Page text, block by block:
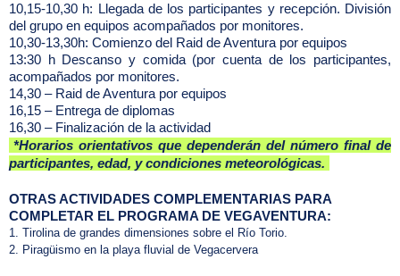
10,15-10,30 h: Llegada de los participantes y recepción. División
del grupo en equipos acompañados por monitores.
10,30-13,30h: Comienzo del Raid de Aventura por equipos
13:30 h Descanso y comida (por cuenta de los participantes,
acompañados por monitores.
14,30 – Raid de Aventura por equipos
16,15 – Entrega de diplomas
16,30 – Finalización de la actividad
*Horarios orientativos que dependerán del número final de
participantes, edad, y condiciones meteorológicas.
OTRAS ACTIVIDADES COMPLEMENTARIAS PARA
COMPLETAR EL PROGRAMA DE VEGAVENTURA:
Tirolina de grandes dimensiones sobre el Río Torio.
Piragüismo en la playa fluvial de Vegacervera